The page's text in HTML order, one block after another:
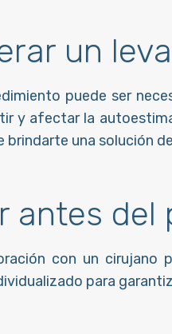
un
puede ser
y afectar la
brindarte una solución
antes
con un cirujano
para